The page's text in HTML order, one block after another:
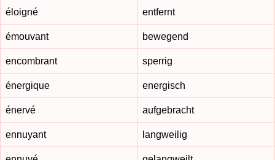
éloigné entfernt
émouvant bewegend
encombrant sperrig
énergique energisch
énervé aufgebracht
ennuyant langweilig